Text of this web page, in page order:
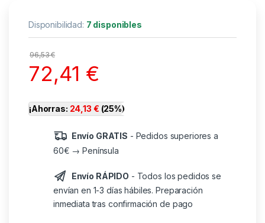
Disponibilidad: 7 disponibles
96,53€
72,41 €
¡Ahorras: 24,13 € (25%)
Envío GRATIS - Pedidos superiores a
60€ → Península
Envío RÁPIDO - Todos los pedidos se
envían en 1-3 días hábiles. Preparación
inmediata tras confirmación de pago